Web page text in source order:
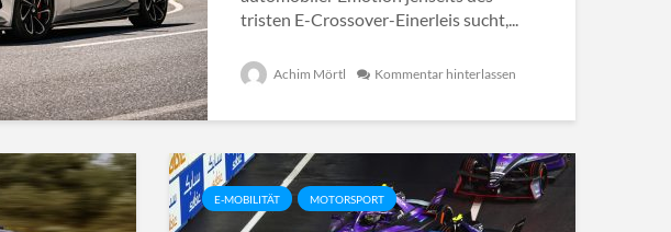
tristen E-Crossover-Einerleis sucht,...
Achim Mörtl Kommentar hinterlassen
E-MOBILITÄT MOTORSPORT